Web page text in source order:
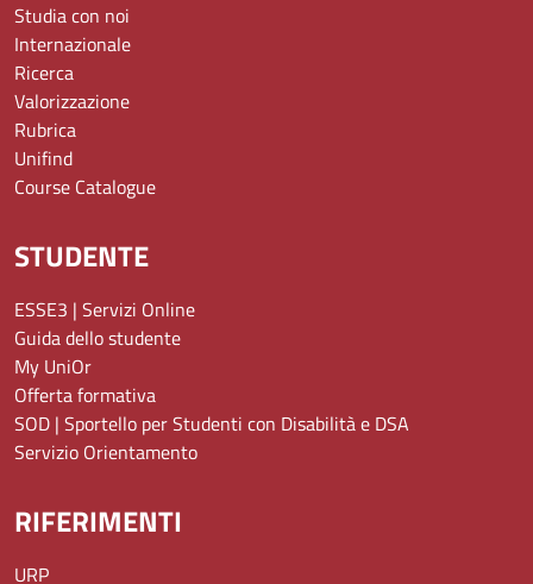
Studia con noi
Internazionale
Ricerca
Valorizzazione
Rubrica
Unifind
Course Catalogue
STUDENTE
ESSE3 | Servizi Online
Guida dello studente
My UniOr
Offerta formativa
SOD | Sportello per Studenti con Disabilità e DSA
Servizio Orientamento
RIFERIMENTI
URP